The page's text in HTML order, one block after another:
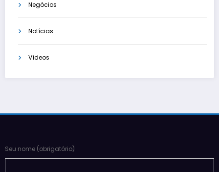
Negócios
Notícias
Vídeos
Seu nome (obrigatório)